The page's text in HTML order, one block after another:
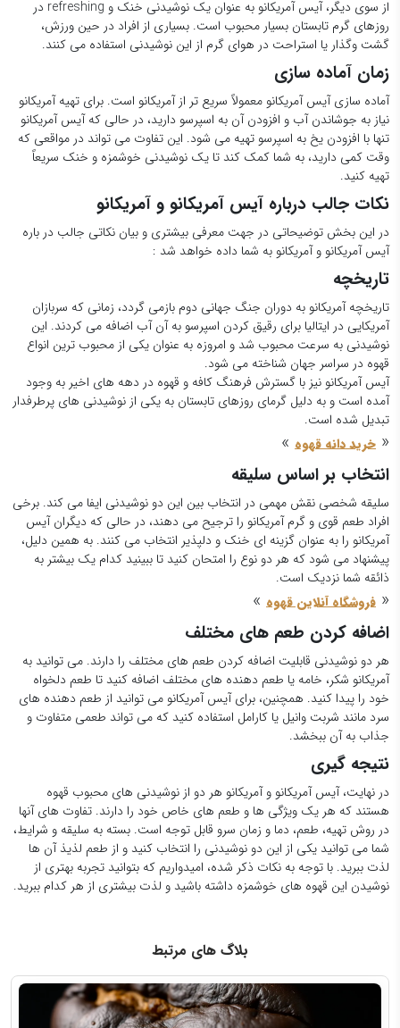
از سوی دیگر، آیس آمریکانو به عنوان یک نوشیدنی خنک و refreshing در
روزهای گرم تابستان بسیار محبوب است. بسیاری از افراد در حین ورزش،
گشت وگذار یا استراحت در هوای گرم از این نوشیدنی استفاده می کنند.
زمان آماده سازی
آماده سازی آیس آمریکانو معمولاً سریع تر از آمریکانو است. برای تهیه آمریکانو
نیاز به جوشاندن آب و افزودن آن به اسپرسو دارید، در حالی که آیس آمریکانو
تنها با افزودن یخ به اسپرسو تهیه می شود. این تفاوت می تواند در مواقعی که
وقت کمی دارید، به شما کمک کند تا یک نوشیدنی خوشمزه و خنک سریعاً
تهیه کنید.
نکات جالب درباره آیس آمریکانو و آمریکانو
در این بخش توضیحاتی در جهت معرفی بیشتری و بیان نکاتی جالب در باره
آیس آمریکانو و آمریکانو به شما داده خواهد شد :
تاریخچه
تاریخچه آمریکانو به دوران جنگ جهانی دوم بازمی گردد، زمانی که سربازان
آمریکایی در ایتالیا برای رقیق کردن اسپرسو به آن آب اضافه می کردند. این
نوشیدنی به سرعت محبوب شد و امروزه به عنوان یکی از محبوب ترین انواع
قهوه در سراسر جهان شناخته می شود.
آیس آمریکانو نیز با گسترش فرهنگ کافه و قهوه در دهه های اخیر به وجود
آمده است و به دلیل گرمای روزهای تابستان به یکی از نوشیدنی های پرطرفدار
تبدیل شده است.
« خرید دانه قهوه »
انتخاب بر اساس سلیقه
سلیقه شخصی نقش مهمی در انتخاب بین این دو نوشیدنی ایفا می کند. برخی
افراد طعم قوی و گرم آمریکانو را ترجیح می دهند، در حالی که دیگران آیس
آمریکانو را به عنوان گزینه ای خنک و دلپذیر انتخاب می کنند. به همین دلیل،
پیشنهاد می شود که هر دو نوع را امتحان کنید تا ببینید کدام یک بیشتر به
ذائقه شما نزدیک است.
« فروشگاه آنلاین قهوه »
اضافه کردن طعم های مختلف
هر دو نوشیدنی قابلیت اضافه کردن طعم های مختلف را دارند. می توانید به
آمریکانو شکر، خامه یا طعم دهنده های مختلف اضافه کنید تا طعم دلخواه
خود را پیدا کنید. همچنین، برای آیس آمریکانو می توانید از طعم دهنده های
سرد مانند شربت وانیل یا کارامل استفاده کنید که می تواند طعمی متفاوت و
جذاب به آن ببخشد.
نتیجه گیری
در نهایت، آیس آمریکانو و آمریکانو هر دو از نوشیدنی های محبوب قهوه
هستند که هر یک ویژگی ها و طعم های خاص خود را دارند. تفاوت های آنها
در روش تهیه، طعم، دما و زمان سرو قابل توجه است. بسته به سلیقه و شرایط،
شما می توانید یکی از این دو نوشیدنی را انتخاب کنید و از طعم لذیذ آن ها
لذت ببرید. با توجه به نکات ذکر شده، امیدواریم که بتوانید تجربه بهتری از
نوشیدن این قهوه های خوشمزه داشته باشید و لذت بیشتری از هر کدام ببرید.
بلاگ های مرتبط